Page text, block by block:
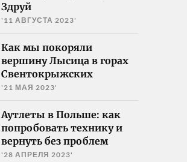
Здруй
'11 АВГУСТА 2023'
Как мы покоряли
вершину Лысица в горах
Свентокрыжских
'21 МАЯ 2023'
Аутлеты в Польше: как
попробовать технику и
вернуть без проблем
'28 АПРЕЛЯ 2023'